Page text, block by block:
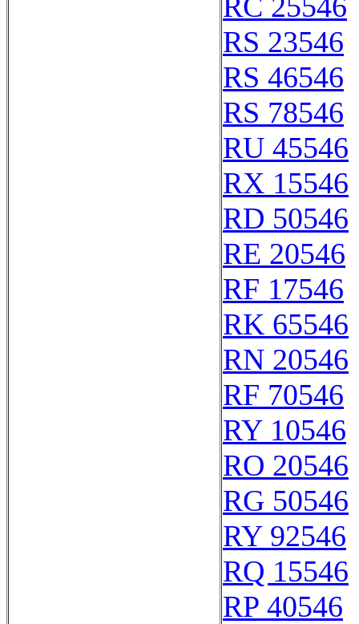
RS 23546
RS 46546
RS 78546
RU 45546
RX 15546
RD 50546
RE 20546
RF 17546
RK 65546
RN 20546
RF 70546
RY 10546
RO 20546
RG 50546
RY 92546
RQ 15546
RP 40546